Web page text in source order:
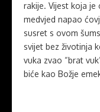
rakije. Vijest koja je
medvjed napao
susret s ovom
svijet bez životinja
vuka zvao “brat
biće kao Božje